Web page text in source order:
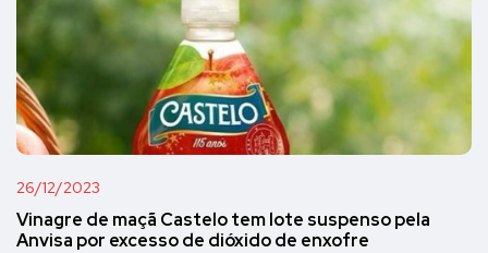
26/12/2023
Vinagre de maçã Castelo tem lote suspenso pela
Anvisa por excesso de dióxido de enxofre